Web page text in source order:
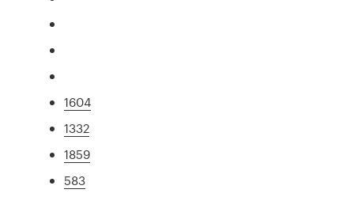
1604
1332
1859
583